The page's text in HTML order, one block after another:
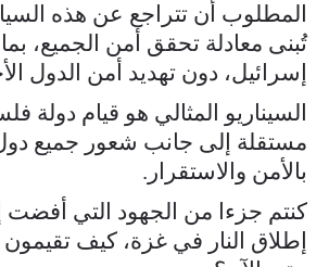
المطلوب أن تتراجع عن هذه
تُبنى معادلة تحقق أمن الجميع،
إسرائيل، دون تهديد أمن الدول
السيناريو المثالي هو قيام دولة
مستقلة إلى جانب شعور جميع
بالأمن والاستقرار.
كنتم جزءا من الجهود التي
إطلاق النار في غزة، كيف تقيمون